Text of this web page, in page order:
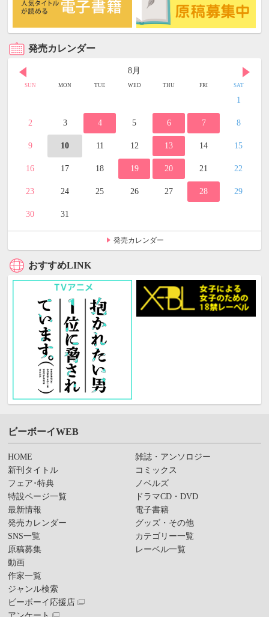
発売カレンダー
8月
SUN MON TUE WED THU FRI SAT
1
2 3 4 5 6 7 8
9 10 11 12 13 14 15
16 17 18 19 20 21 22
23 24 25 26 27 28 29
30 31
発売カレンダー
おすすめLINK
ビーボーイWEB
HOME
新刊タイトル
フェア･特典
特設ページ一覧
最新情報
発売カレンダー
SNS一覧
原稿募集
動画
作家一覧
ジャンル検索
ビーボーイ応援店
雑誌・アンソロジー
コミックス
ノベルズ
ドラマCD・DVD
電子書籍
グッズ・その他
カテゴリー一覧
レーベル一覧